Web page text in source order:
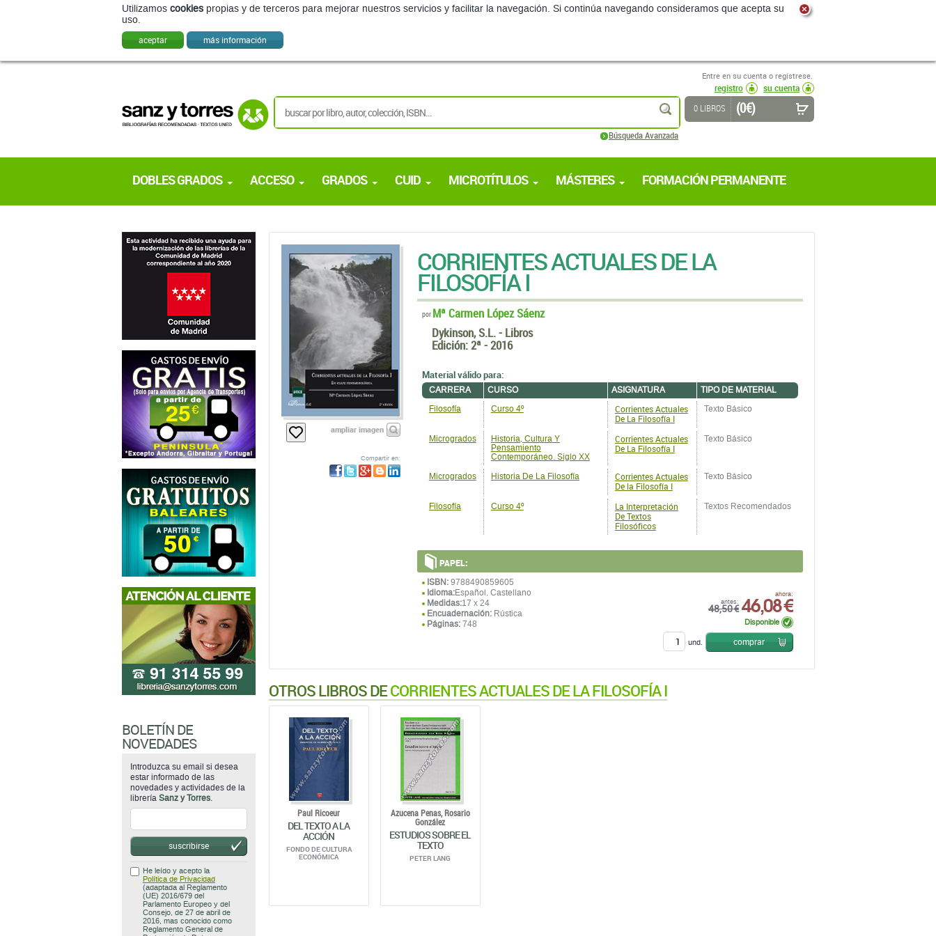
Utilizamos cookies propias y de terceros para mejorar nuestros servicios y facilitar la navegación. Si continúa navegando consideramos que acepta su
uso.
aceptar más información
Entre en su cuenta o regístrese.
registro
su cuenta
buscar
Búsqueda Avanzada
0 LIBROS (0 €)
DOBLES GRADOS ACCESO GRADOS CUID MICROTÍTULOS MÁSTERES FORMACIÓN PERMANENTE
CORRIENTES ACTUALES DE LA
FILOSOFÍA I
ampliar imagen
Compartir en:
por Mª Carmen López Sáenz
Dykinson, S.L. - Libros
Edición:2ª - 2016
Material válido para:
CARRERA CURSO ASIGNATURA
TIPO DE MATERIAL
Filosofía
Curso 4º
Corrientes Actuales
De La Filosofía I
Texto Básico
Microgrados
Historia, Cultura Y
Pensamiento
Contemporáneo. Siglo XX
Corrientes Actuales
De La Filosofía I
Texto Básico
Microgrados Historia De La Filosofía
Corrientes Actuales
De la Filosofía I
Texto Básico
Filosofía Curso 4º
La Interpretación
De Textos
Filosóficos
Textos Recomendados
PAPEL:
ISBN:9788490859605
Idioma:Español, Castellano
Medidas:17 x 24
Encuadernación:Rústica
Páginas:748
antes:
48,50 €
ahora:
46,08 €
Disponible
und. comprar
OTROS LIBROS DECORRIENTES ACTUALES DE LA FILOSOFÍA I
Paul Ricoeur
DEL TEXTO A LA
ACCIÓN
FONDO DE CULTURA
ECONÓMICA
Azucena Penas,Rosario
González
ESTUDIOS SOBRE EL
TEXTO
PETER LANG
BOLETÍN DE
NOVEDADES
Introduzca su email si desea
estar informado de las
novedades y actividades de la
librería Sanz y Torres.
suscribirse
He leído y acepto la
Política de Privacidad
(adaptada al Reglamento
(UE) 2016/679 del
Parlamento Europeo y del
Consejo, de 27 de abril de
2016, mas conocido como
Reglamento General de